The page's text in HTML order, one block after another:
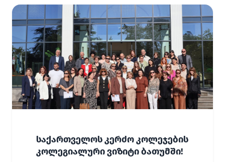
საქართველოს კერძო კოლეჯების
კოლეგიალური ვიზიტი ბათუმში!